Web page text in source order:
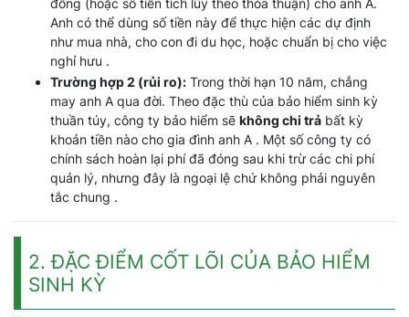
đồng (hoặc số tiền tích lũy theo thỏa thuận) cho anh A.
Anh có thể dùng số tiền này để thực hiện các dự định
như mua nhà, cho con đi du học, hoặc chuẩn bị cho việc
nghỉ hưu .
Trường hợp 2 (rủi ro): Trong thời hạn 10 năm, chẳng
may anh A qua đời. Theo đặc thù của bảo hiểm sinh kỳ
thuần túy, công ty bảo hiểm sẽ không chi trả bất kỳ
khoản tiền nào cho gia đình anh A . Một số công ty có
chính sách hoàn lại phí đã đóng sau khi trừ các chi phí
quản lý, nhưng đây là ngoại lệ chứ không phải nguyên
tắc chung .
2. ĐẶC ĐIỂM CỐT LÕI CỦA BẢO HIỂM
SINH KỲ